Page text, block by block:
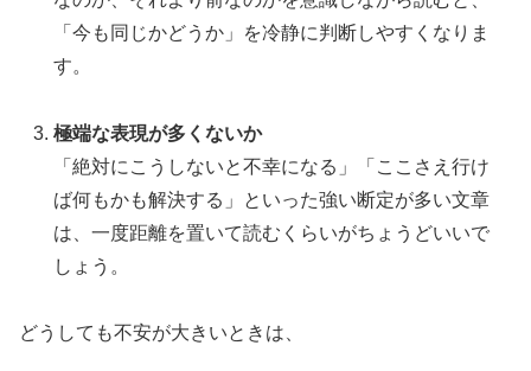
「今も同じかどうか」を冷静に判断しやすくなりま
す。
極端な表現が多くないか
「絶対にこうしないと不幸になる」「ここさえ行け
ば何もかも解決する」といった強い断定が多い文章
は、一度距離を置いて読むくらいがちょうどいいで
しょう。
どうしても不安が大きいときは、